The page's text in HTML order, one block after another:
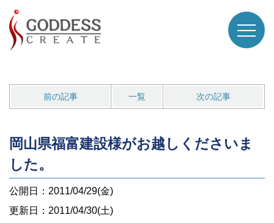
前の記事 一覧 次の記事
岡山県福富建設様がお越しくださいま
した。
公開日：2011/04/29(金)
更新日：2011/04/30(土)